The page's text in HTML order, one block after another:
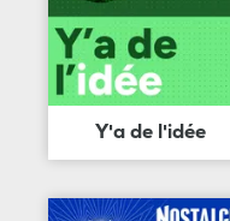
Y'a de l'idée